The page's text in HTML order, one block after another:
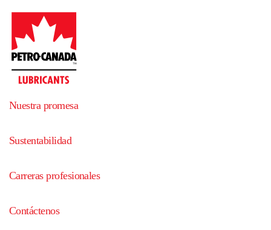
Nuestra promesa
Sustentabilidad
Carreras profesionales
Contáctenos